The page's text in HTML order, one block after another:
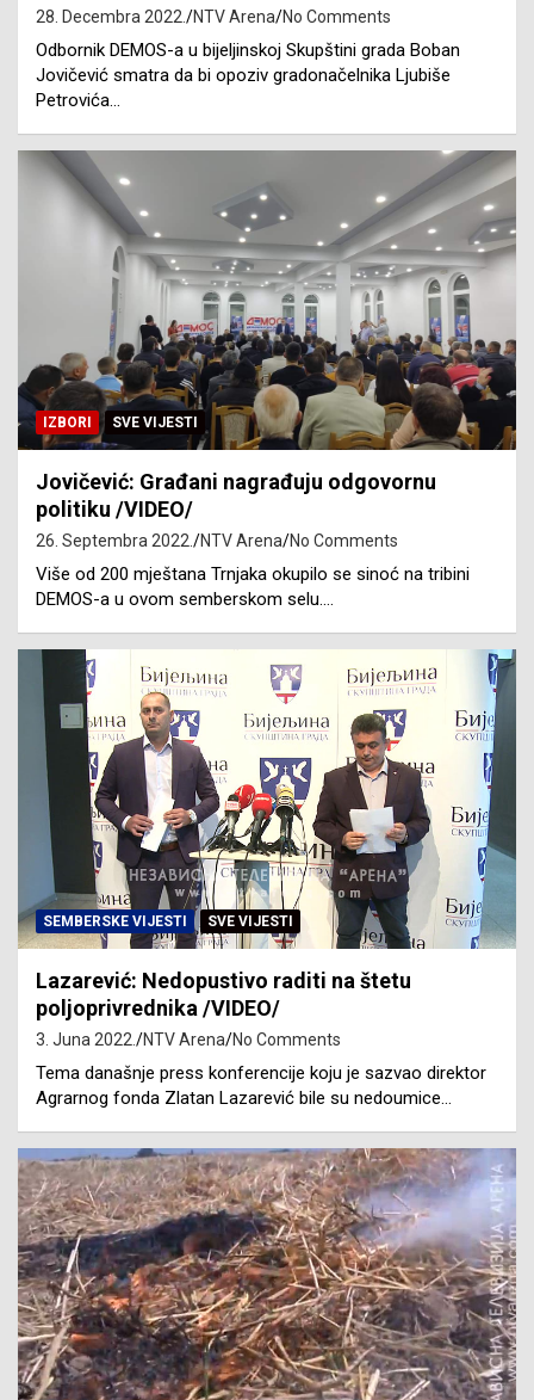
28. Decembra 2022. NTV Arena No Comments
Odbornik DEMOS-a u bijeljinskoj Skupštini grada Boban
Jovičević smatra da bi opoziv gradonačelnika Ljubiše
Petrovića…
IZBORI SVE VIJESTI
Jovičević: Građani nagrađuju odgovornu
politiku /VIDEO/
26. Septembra 2022. NTV Arena No Comments
Više od 200 mještana Trnjaka okupilo se sinoć na tribini
DEMOS-a u ovom semberskom selu.…
SEMBERSKE VIJESTI SVE VIJESTI
Lazarević: Nedopustivo raditi na štetu
poljoprivrednika /VIDEO/
3. Juna 2022. NTV Arena No Comments
Tema današnje press konferencije koju je sazvao direktor
Agrarnog fonda Zlatan Lazarević bile su nedoumice…